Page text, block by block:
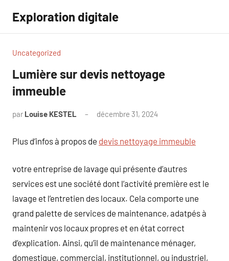
contenu
Exploration digitale
Uncategorized
Lumière sur devis nettoyage
immeuble
par Louise KESTEL décembre 31, 2024
Plus d’infos à propos de devis nettoyage immeuble
votre entreprise de lavage qui présente d’autres
services est une société dont l’activité première est le
lavage et l’entretien des locaux. Cela comporte une
grand palette de services de maintenance, adatpés à
maintenir vos locaux propres et en état correct
d’explication. Ainsi, qu’il de maintenance ménager,
domestique, commercial, institutionnel, ou industriel,